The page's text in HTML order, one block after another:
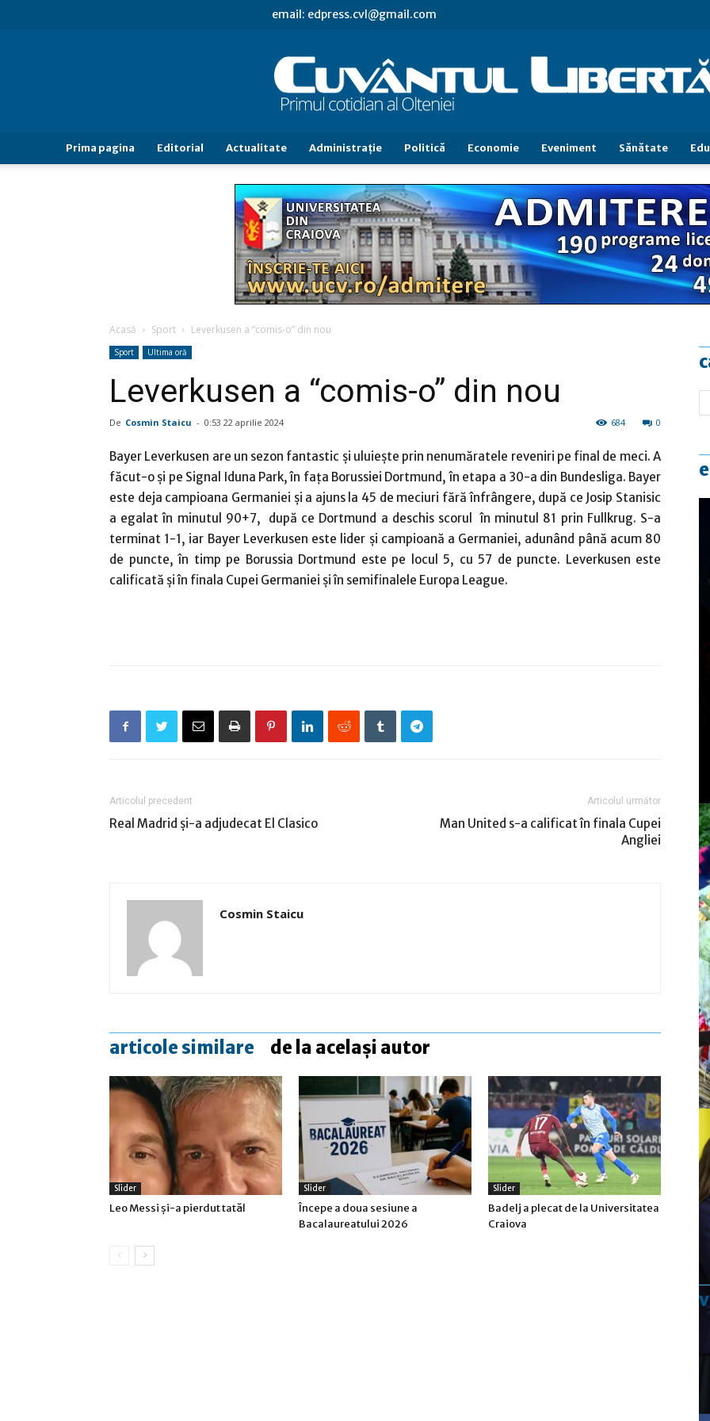
email: edpress.cvl@gmail.com
Cuvântul
Libertăţii
Prima pagina Editorial Actualitate Administraţie Politică Economie Eveniment Sănătate
Acasă Sport Leverkusen a “comis-o” din nou
Sport Ultima oră
Leverkusen a “comis-o” din nou
De Cosmin Staicu - 0:53 22 aprilie 2024 0
684
Bayer Leverkusen are un sezon fantastic şi uluieşte prin nenumăratele reveniri pe final de meci. A
făcut-o şi pe Signal Iduna Park, în faţa Borussiei Dortmund, în etapa a 30-a din Bundesliga. Bayer
este deja campioana Germaniei şi a ajuns la 45 de meciuri fără înfrângere, după ce Josip Stanisic
a egalat în minutul 90+7, după ce Dortmund a deschis scorul în minutul 81 prin Fullkrug. S-a
terminat 1-1, iar Bayer Leverkusen este lider şi campioană a Germaniei, adunând până acum 80
de puncte, în timp pe Borussia Dortmund este pe locul 5, cu 57 de puncte. Leverkusen este
calificată şi în finala Cupei Germaniei şi în semifinalele Europa League.
Articolul precedent
Real Madrid şi-a adjudecat El Clasico
Articolul următor
Man United s-a calificat în finala Cupei
Angliei
Cosmin Staicu
articole similare de la același autor
Slider
Leo Messi şi-a pierdut tatăl
Slider
Începe a doua sesiune a
Bacalaureatului 2026
Slider
Badelj a plecat de la Universitatea
Craiova